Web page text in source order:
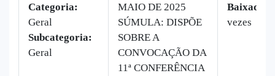
Categoria:
Geral
Subcategoria:
Geral
MAIO DE 2025
SÚMULA: DISPÕE
SOBRE A
CONVOCAÇÃO DA
11ª CONFERÊNCIA
Baixado:
vezes